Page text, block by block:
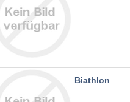
Biathlon